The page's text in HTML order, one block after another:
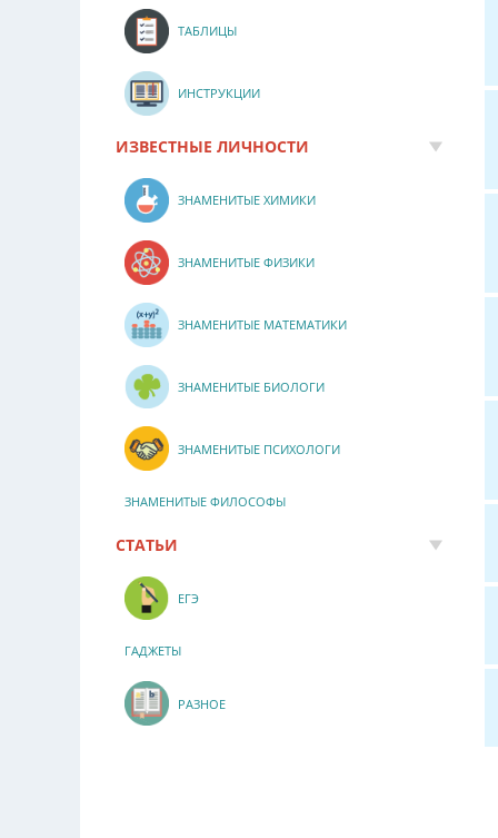
ТАБЛИЦЫ
ИНСТРУКЦИИ
ИЗВЕСТНЫЕ ЛИЧНОСТИ
ЗНАМЕНИТЫЕ ХИМИКИ
ЗНАМЕНИТЫЕ ФИЗИКИ
ЗНАМЕНИТЫЕ МАТЕМАТИКИ
ЗНАМЕНИТЫЕ БИОЛОГИ
ЗНАМЕНИТЫЕ ПСИХОЛОГИ
ЗНАМЕНИТЫЕ ФИЛОСОФЫ
СТАТЬИ
ЕГЭ
ГАДЖЕТЫ
РАЗНОЕ